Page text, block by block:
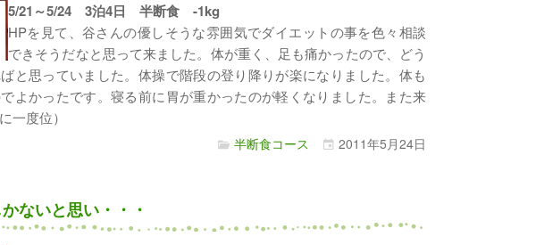
5/21～5/24 3泊4日 半断食 -1kg
HPを見て、谷さんの優しそうな雰囲気でダイエットの事を色々相談
できそうだなと思って来ました。体が重く、足も痛かったので、どう
と思っていました。体操で階段の登り降りが楽になりました。体も
よかったです。寝る前に胃が重かったのが軽くなりました。また来
一度位）
半断食コース 2011年5月24日
ないと思い・・・